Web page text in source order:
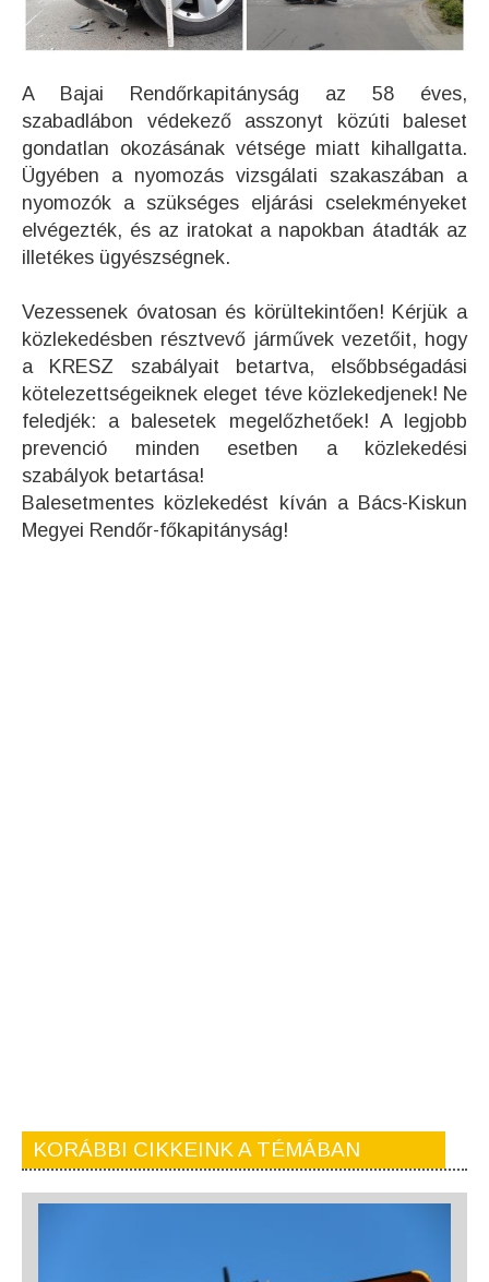
A Bajai Rendőrkapitányság az 58 éves,
szabadlábon védekező asszonyt közúti baleset
gondatlan okozásának vétsége miatt kihallgatta.
Ügyében a nyomozás vizsgálati szakaszában a
nyomozók a szükséges eljárási cselekményeket
elvégezték, és az iratokat a napokban átadták az
illetékes ügyészségnek.
Vezessenek óvatosan és körültekintően! Kérjük a
közlekedésben résztvevő járművek vezetőit, hogy
a KRESZ szabályait betartva, elsőbbségadási
kötelezettségeiknek eleget téve közlekedjenek! Ne
feledjék: a balesetek megelőzhetőek! A legjobb
prevenció minden esetben a közlekedési
szabályok betartása!
Balesetmentes közlekedést kíván a Bács-Kiskun
Megyei Rendőr-főkapitányság!
KORÁBBI CIKKEINK A TÉMÁBAN